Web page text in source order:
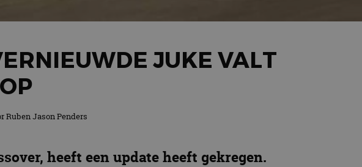
JUKE VALT
Ruben Jason Penders
heeft een update heeft gekregen.